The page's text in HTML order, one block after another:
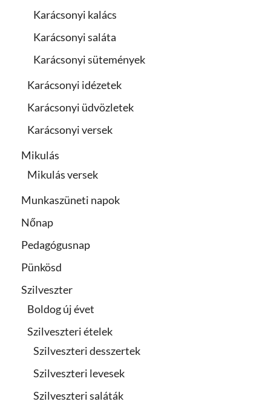
Karácsonyi kalács
Karácsonyi saláta
Karácsonyi sütemények
Karácsonyi idézetek
Karácsonyi üdvözletek
Karácsonyi versek
Mikulás
Mikulás versek
Munkaszüneti napok
Nőnap
Pedagógusnap
Pünkösd
Szilveszter
Boldog új évet
Szilveszteri ételek
Szilveszteri desszertek
Szilveszteri levesek
Szilveszteri saláták